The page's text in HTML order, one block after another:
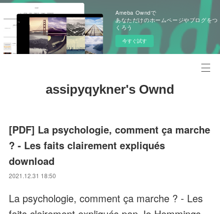
Ameba Owndで
あなただけのホームページやブログをつ
くろう
今すぐ試す
assipyqykner's Ownd
[PDF] La psychologie, comment ça marche
? - Les faits clairement expliqués
download
2021.12.31 18:50
La psychologie, comment ça marche ? - Les